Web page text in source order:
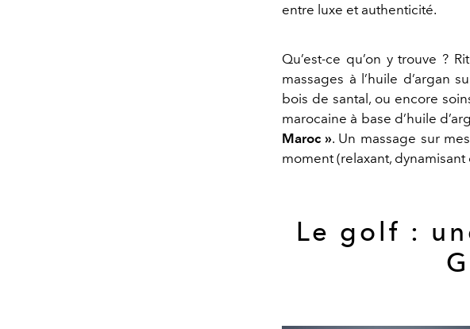
entre luxe et authenticité.
Qu’est-ce qu’on y trouve ?
massages à l’huile d’argan
bois de santal, ou encore
marocaine à base d’huile
Maroc ». Un massage sur
moment (relaxant, dynamisant
Le golf :